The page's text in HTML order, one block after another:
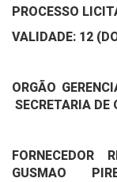
PROCESSO
VALIDADE: 12
ORGÃO
SECRETARIA DE
FORNECEDOR
GUSMAO